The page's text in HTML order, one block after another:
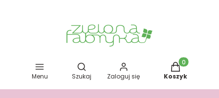
Menu
Otwórz wyszukiwarkę
Szukaj Zaloguj się
Produkty w
Koszyk